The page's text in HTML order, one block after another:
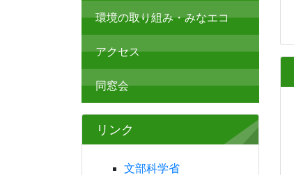
環境の取り組み・みなエコ
アクセス
同窓会
リンク
文部科学省